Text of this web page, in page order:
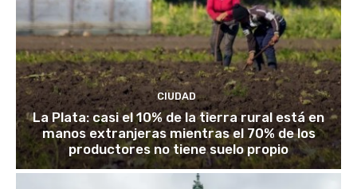
CIUDAD
La Plata: casi el 10% de la tierra rural está en
manos extranjeras mientras el 70% de los
productores no tiene suelo propio